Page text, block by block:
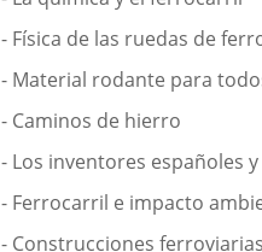
- Física de las ruedas de
- Material rodante para
- Caminos de hierro
- Los inventores españoles
- Ferrocarril e impacto
- Construcciones ferroviarias